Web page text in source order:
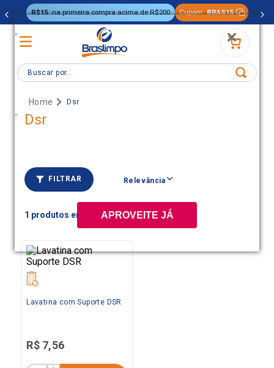
.
.
APROVEITE JÁ
R$15 na primeira compra acima de R$200 Cupom: BRAS15
Buscar por...
Dsr
Dsr
FILTRAR Relevância
1
Lavatina com Suporte DSR
R$ 7,56